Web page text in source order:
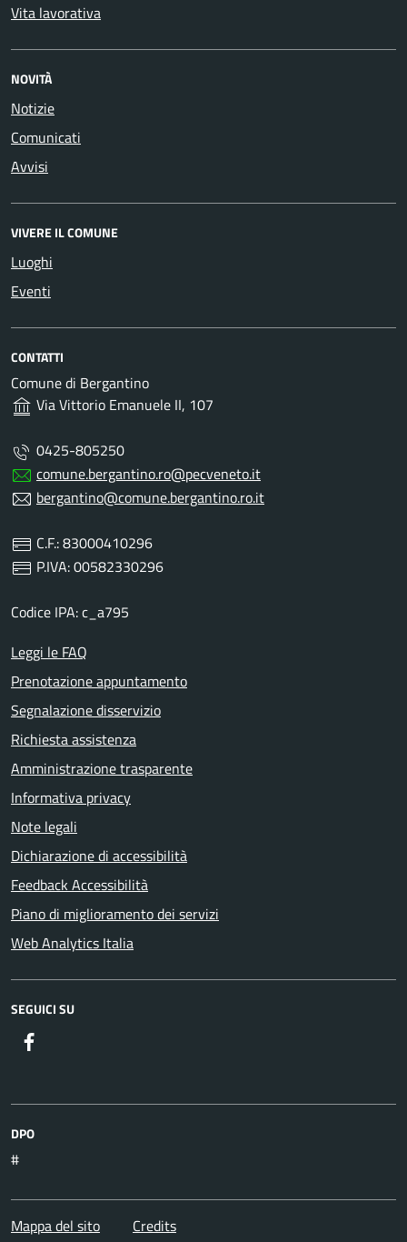
Vita lavorativa
NOVITÀ
Notizie
Comunicati
Avvisi
VIVERE IL COMUNE
Luoghi
Eventi
CONTATTI
Comune di Bergantino
Via Vittorio Emanuele II, 107
0425-805250
comune.bergantino.ro@pecveneto.it
bergantino@comune.bergantino.ro.it
C.F.: 83000410296
P.IVA: 00582330296
Codice IPA: c_a795
Leggi le FAQ
Prenotazione appuntamento
Segnalazione disservizio
Richiesta assistenza
Amministrazione trasparente
Informativa privacy
Note legali
Dichiarazione di accessibilità
Feedback Accessibilità
Piano di miglioramento dei servizi
Web Analytics Italia
SEGUICI SU
DPO
#
Mappa del sito Credits